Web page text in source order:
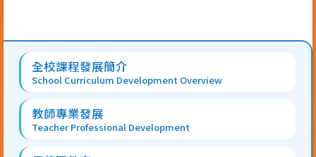
Main
navigation
全校課程發展簡介
School Curriculum Development Overview
教師專業發展
Teacher Professional Development